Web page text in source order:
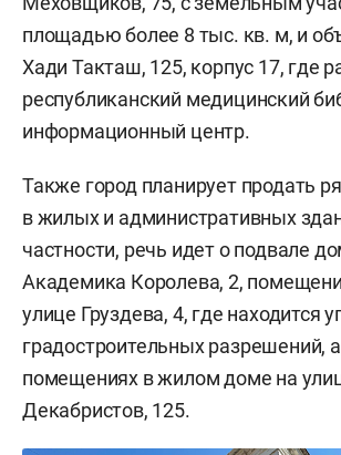
площадью более 8 тыс. кв. м, и
Хади Такташ, 125, корпус 17, где
республиканский медицинский
информационный центр.
Также город планирует продать
в жилых и административных
частности, речь идет о подвале
Академика Королева, 2,
улице Груздева, 4, где находится
градостроительных разрешений,
помещениях в жилом доме на
Декабристов, 125.